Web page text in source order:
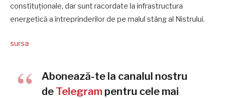
constituționale, dar sunt racordate la infrastructura
energetică a întreprinderilor de pe malul stâng al Nistrului.
sursa
Abonează-te la canalul nostru
de Telegram pentru cele mai